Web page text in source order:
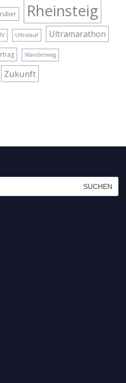
Rheinsteig
Ultralauf Ultramarathon
Wanderweg
Zukunft